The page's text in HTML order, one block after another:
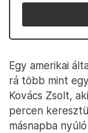
Egy amerikai
rá több mint
Kovács Zsolt,
percen
másnapba